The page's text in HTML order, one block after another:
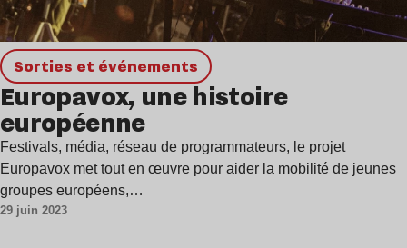
Sorties et événements
Europavox, une histoire
européenne
Festivals, média, réseau de programmateurs, le projet
Europavox met tout en œuvre pour aider la mobilité de jeunes
groupes européens,…
29 juin 2023